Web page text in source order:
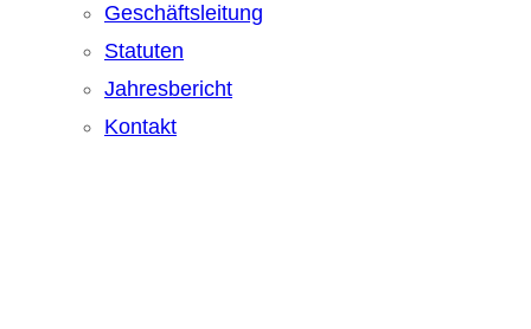
Geschäftsleitung
Statuten
Jahresbericht
Kontakt